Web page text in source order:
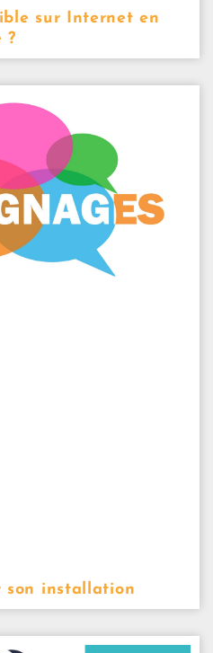
sur Internet en
?
son installation